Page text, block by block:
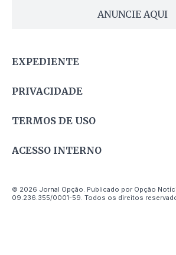
ANUNCIE AQUI
EXPEDIENTE
PRIVACIDADE
TERMOS DE USO
ACESSO INTERNO
© 2026 Jornal Opção. Publicado por Opção
09.236.355/0001-59. Todos os direitos